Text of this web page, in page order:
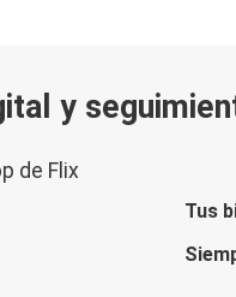
y
de Flix
Tus